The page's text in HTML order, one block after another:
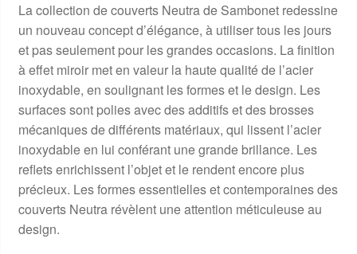
La collection de couverts Neutra de Sambonet redessine
un nouveau concept d’élégance, à utiliser tous les jours
et pas seulement pour les grandes occasions. La finition
à effet miroir met en valeur la haute qualité de l’acier
inoxydable, en soulignant les formes et le design. Les
surfaces sont polies avec des additifs et des brosses
mécaniques de différents matériaux, qui lissent l’acier
inoxydable en lui conférant une grande brillance. Les
reflets enrichissent l’objet et le rendent encore plus
précieux. Les formes essentielles et contemporaines des
couverts Neutra révèlent une attention méticuleuse au
design.